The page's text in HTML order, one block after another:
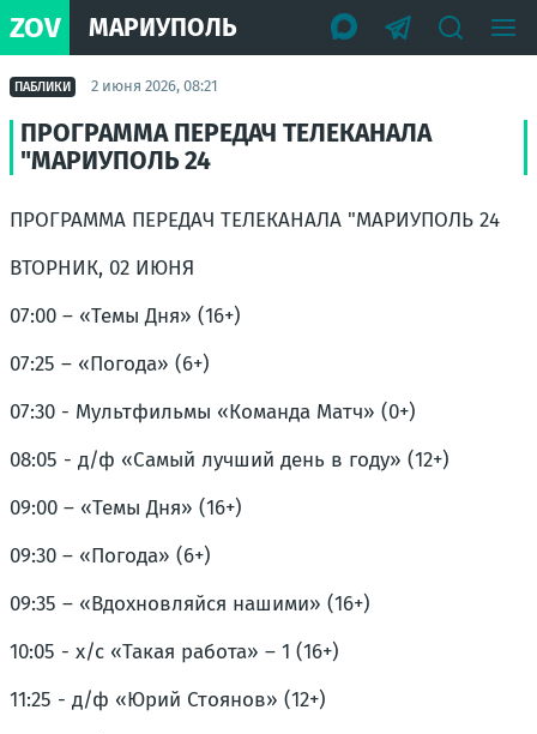
ZOV МАРИУПОЛЬ
ПАБЛИКИ 2 июня 2026, 08:21
ПРОГРАММА ПЕРЕДАЧ ТЕЛЕКАНАЛА
"МАРИУПОЛЬ 24
ПРОГРАММА ПЕРЕДАЧ ТЕЛЕКАНАЛА "МАРИУПОЛЬ 24
ВТОРНИК, 02 ИЮНЯ
07:00 – «Темы Дня» (16+)
07:25 – «Погода» (6+)
07:30 - Мультфильмы «Команда Матч» (0+)
08:05 - д/ф «Самый лучший день в году» (12+)
09:00 – «Темы Дня» (16+)
09:30 – «Погода» (6+)
09:35 – «Вдохновляйся нашими» (16+)
10:05 - х/с «Такая работа» – 1 (16+)
11:25 - д/ф «Юрий Стоянов» (12+)